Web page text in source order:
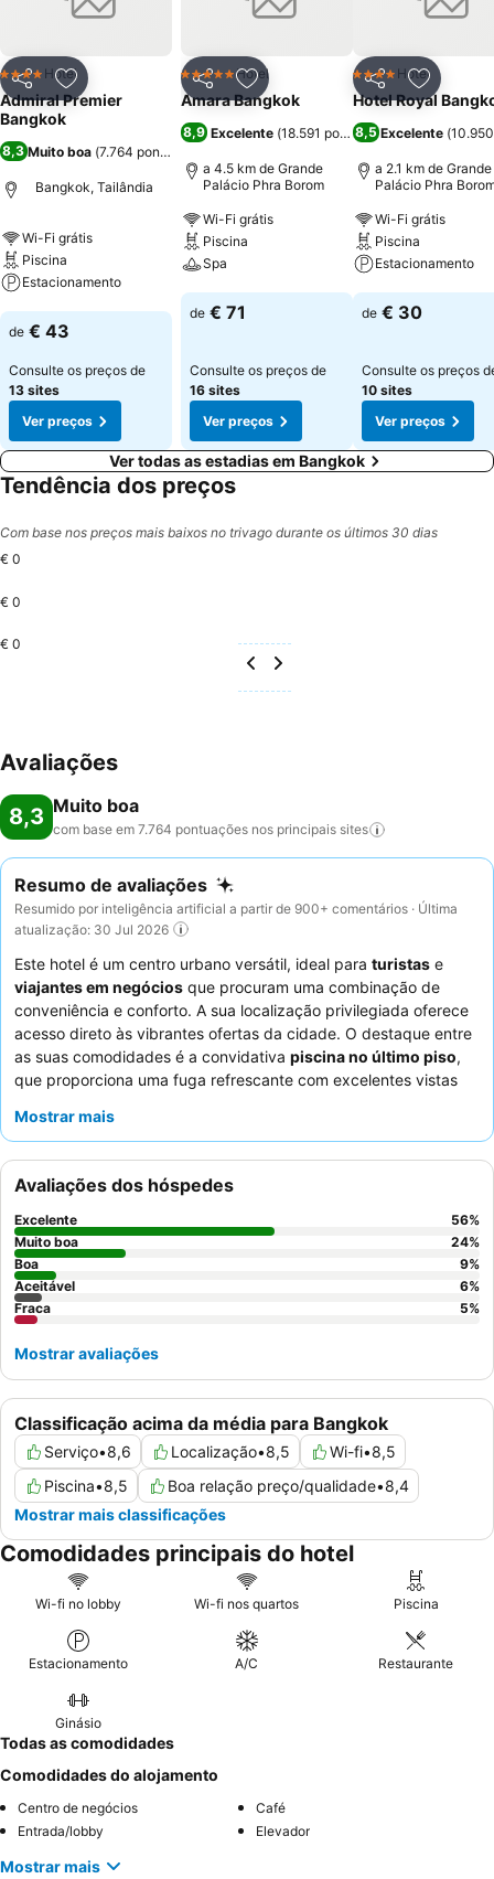
PartilharAdicionar aos favoritos
4 EstrelasHotel
Admiral Premier
Bangkok
8,3 Muito boa (7.764 pontuações
Bangkok, Tailândia
Wi-Fi grátis
Piscina
Estacionamento
Ver preços
de € 43
Consulte os preços de
13 sites
Ver preços
PartilharAdicionar aos favoritos
5 EstrelasHotel
Amara Bangkok
8,9 Excelente (18.591 pontuações)
a 4.5 km de Grande
Palácio Phra Borom
Wi-Fi grátis
Piscina
Spa
Ver preços
de € 71
Consulte os preços de
16 sites
Ver preços
Partilhar
4 EstrelasHotel
Hotel Royal
8,5 Excelente (
a 2.1 km de Grande
Palácio Phra
Wi-Fi grátis
Piscina
Estacionamento
Ver preços
de € 30
Consulte os preços
10 sites
Ver preços
Ver todas as estadias em Bangkok
Tendência dos preços
Com base nos preços mais baixos no trivago durante os últimos 30 dias
€ 0
€ 0
€ 0
Avaliações
8,3 Muito boa
com base em 7.764 pontuações nos principais sites
Resumo de avaliações
Resumido por inteligência artificial a partir de 900+ comentários · Última
atualização: 30 Jul 2026
Este hotel é um centro urbano versátil, ideal para turistas e
viajantes em negócios que procuram uma combinação de
conveniência e conforto. A sua localização privilegiada oferece
acesso direto às vibrantes ofertas da cidade. O destaque entre
as suas comodidades é a convidativa piscina no último piso,
que proporciona uma fuga refrescante com excelentes vistas
funcionários simpáticos e prestáveis
ocidentais. Para uma experiência mais tranquila, considere pedir
um quarto virado para o jardim.
Mostrar mais
Classificação acima da média para Bangkok
Serviço•8,6 Localização•8,5 Wi-fi•8,5
Piscina•8,5 Boa relação preço/qualidade•8,4
Mostrar mais classificações
Avaliações dos hóspedes
Excelente 56%
Muito boa
24%
Boa
9%
Aceitável
6%
Fraca
5%
Mostrar avaliações
Comodidades principais do hotel
Wi-fi no lobby Wi-fi nos quartos Piscina
Estacionamento A/C Restaurante
Ginásio
Todas as comodidades
Comodidades do alojamento
Centro de negócios
Café
Entrada/lobby
Elevador
Mostrar mais